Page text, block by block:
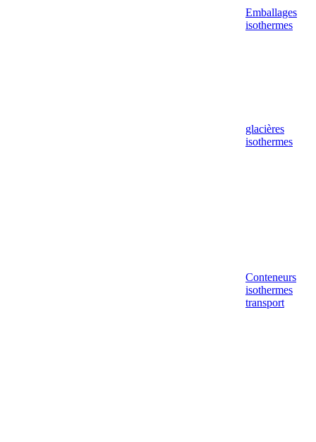
Emballages
isothermes
glacières
isothermes
Conteneurs
isothermes
transport